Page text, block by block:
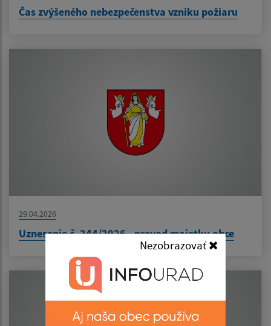
Nezobrazovať
Čas zvýšeného nebezpečenstva vzniku požiaru
29.04.2026
Uznesenie č. 244/2026 - prevod majetku obce